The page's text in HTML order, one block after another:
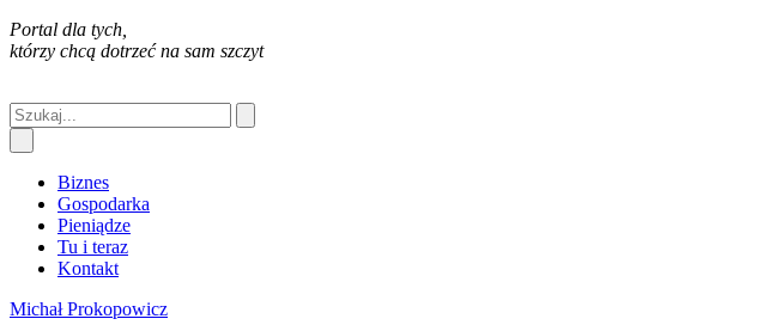
Portal dla tych,
którzy chcą dotrzeć na sam szczyt
Biznes
Gospodarka
Pieniądze
Tu i teraz
Kontakt
Michał Prokopowicz